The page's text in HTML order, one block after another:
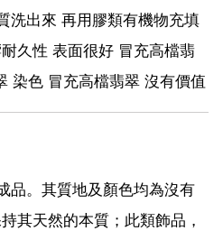
洗出來 再用膠類有機物充填
久性 表面很好 冒充高檔翡
染色 冒充高檔翡翠 沒有價值
品。其質地及顏色均為沒有
其天然的本質；此類飾品，